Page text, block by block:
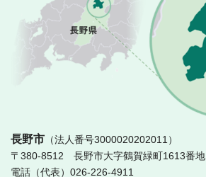
長野市 （法人番号3000020202011）
〒380-8512 長野市大字鶴賀緑町1613番地
電話（代表）026-226-4911